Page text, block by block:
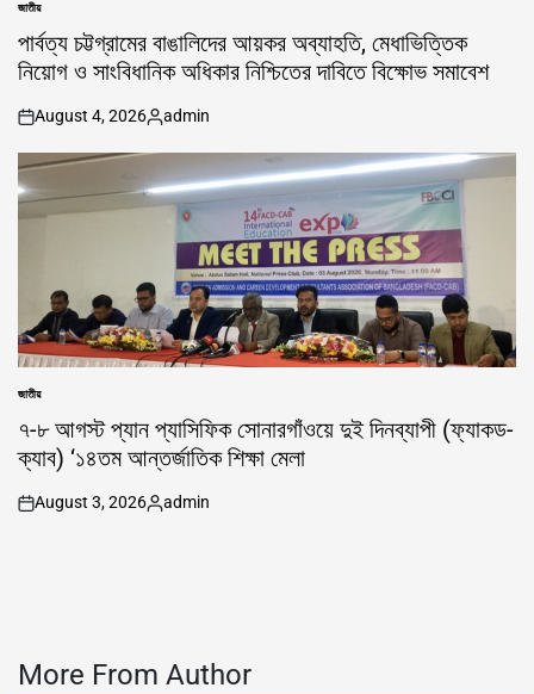
POSTED
IN
জাতীয়
পার্বত্য চট্টগ্রামের বাঙালিদের আয়কর অব্যাহতি, মেধাভিত্তিক
নিয়োগ ও সাংবিধানিক অধিকার নিশ্চিতের দাবিতে বিক্ষোভ সমাবেশ
on
August 4, 2026
Posted
by
admin
POSTED
জাতীয়
৭-৮ আগস্ট প্যান প্যাসিফিক সোনারগাঁওয়ে দুই দিনব্যাপী (ফ্যাকড-
ক্যাব) ‘১৪তম আন্তর্জাতিক শিক্ষা মেলা
on
August 3, 2026
Posted
admin
More From Author